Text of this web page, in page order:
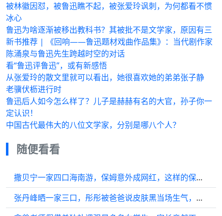
被林徽因怼，被鲁迅瞧不起，被张爱玲讽刺，为何都看不惯
冰心
鲁迅为啥逐渐被移出教科书？其被批不是文学家，原因有三
新书推荐 | 《回响——鲁迅题材戏曲作品集》：当代剧作家
陈涌泉与鲁迅先生跨越时空的对话
看“鲁迅评鲁迅”，或有新感悟
从张爱玲的散文里就可以看出，她很喜欢她的弟弟张子静
老骥伏枥进行时
鲁迅后人如今怎么样了？儿子是赫赫有名的大官，孙子你一
定认识！
中国古代最伟大的八位文学家，分别是哪八个人？
随便看看
撒贝宁一家四口海南游，保姆意外成网红，这样的保姆给我来一打
张丹峰晒一家三口，彤彤被爸爸说皮肤黑当场生气，洪欣瘦成纸片人